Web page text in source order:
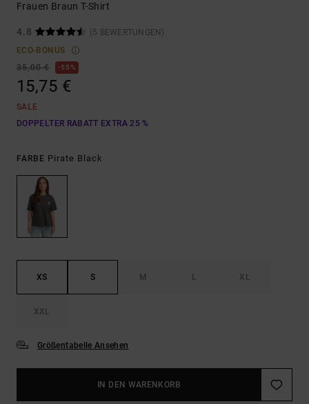
Frauen Braun T-Shirt
4.8
(5 BEWERTUNGEN)
ECO-BONUS
35,00 €
55%
15,75 €
SALE
DOPPELTER RABATT EXTRA 25 %
FARBE Pirate Black
XS S M L XL
XXL
Größentabelle Ansehen
IN DEN WARENKORB